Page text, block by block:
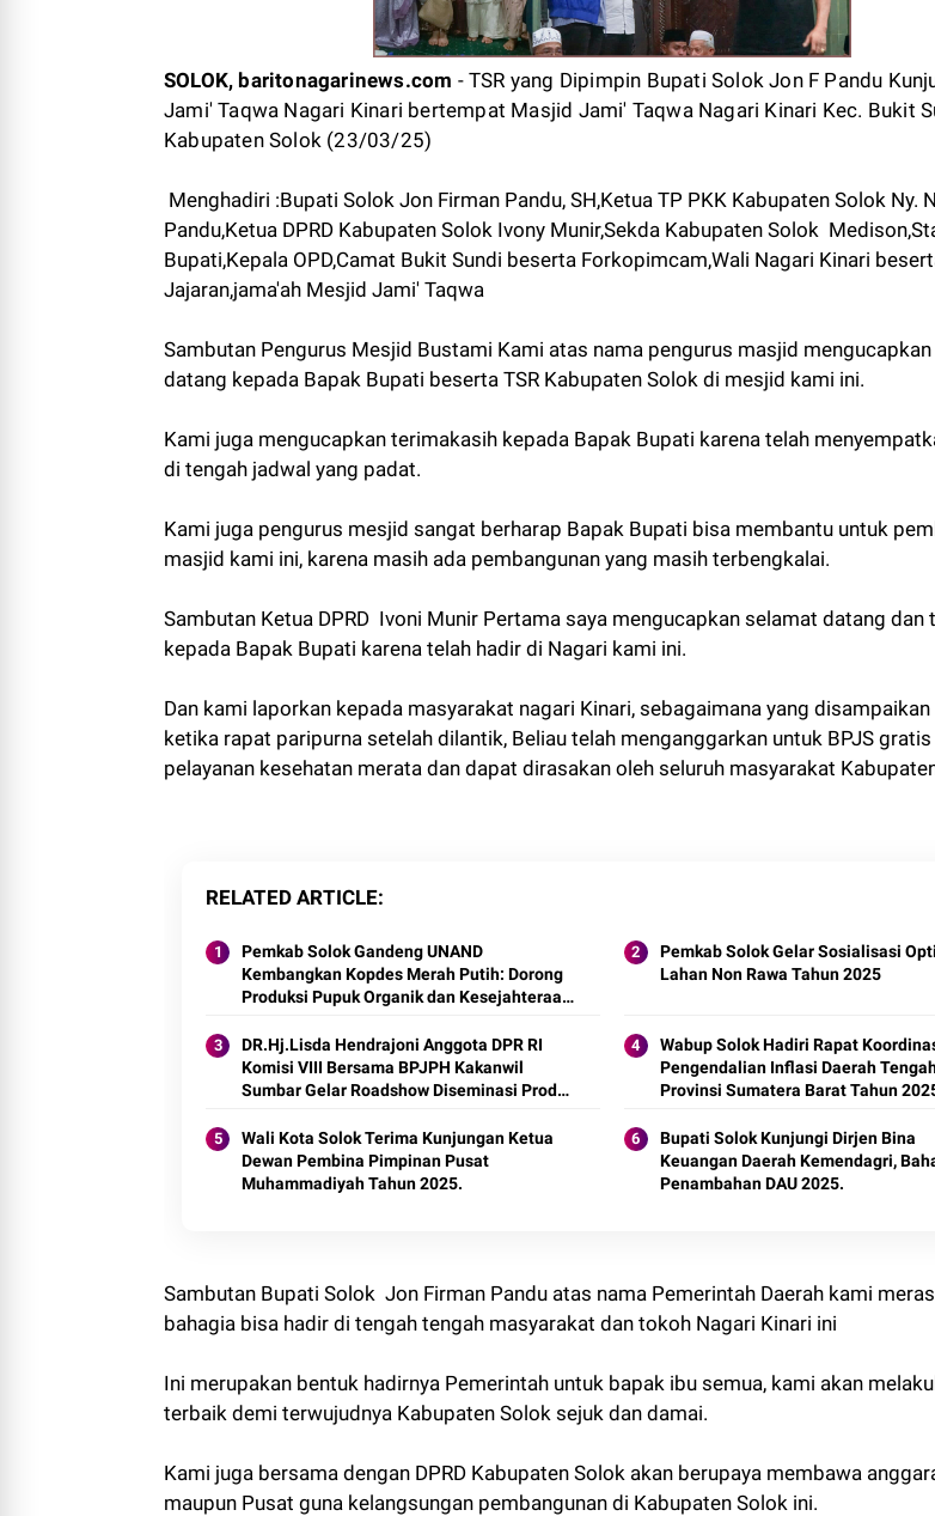
SOLOK, baritonagarinews.com - TSR yang Dipimpin Bupati Solok Jon F Pandu
Jami' Taqwa Nagari Kinari bertempat Masjid Jami' Taqwa Nagari Kinari Kec. Bukit
Kabupaten Solok (23/03/25)
Menghadiri :Bupati Solok Jon Firman Pandu, SH,Ketua TP PKK Kabupaten Solok Ny.
Pandu,Ketua DPRD Kabupaten Solok Ivony Munir,Sekda Kabupaten Solok
Bupati,Kepala OPD,Camat Bukit Sundi beserta Forkopimcam,Wali Nagari Kinari
Jajaran,jama'ah Mesjid Jami' Taqwa
Sambutan Pengurus Mesjid Bustami Kami atas nama pengurus masjid
datang kepada Bapak Bupati beserta TSR Kabupaten Solok di mesjid kami ini.
Kami juga mengucapkan terimakasih kepada Bapak Bupati karena telah
di tengah jadwal yang padat.
Kami juga pengurus mesjid sangat berharap Bapak Bupati bisa membantu untuk
masjid kami ini, karena masih ada pembangunan yang masih terbengkalai.
Sambutan Ketua DPRD Ivoni Munir Pertama saya mengucapkan selamat datang dan
kepada Bapak Bupati karena telah hadir di Nagari kami ini.
Dan kami laporkan kepada masyarakat nagari Kinari, sebagaimana yang
ketika rapat paripurna setelah dilantik, Beliau telah menganggarkan untuk BPJS
pelayanan kesehatan merata dan dapat dirasakan oleh seluruh masyarakat
RELATED ARTICLE
Pemkab Solok Gandeng UNAND
Kembangkan Kopdes Merah Putih: Dorong
Produksi Pupuk Organik dan Kesejahteraan
Pemkab Solok Gelar Sosialisasi
Lahan Non Rawa Tahun 2025
DR.Hj.Lisda Hendrajoni Anggota DPR RI
Komisi VIII Bersama BPJPH Kakanwil
Sumbar Gelar Roadshow Diseminasi Produk
Wabup Solok Hadiri Rapat
Pengendalian Inflasi Daerah
Provinsi Sumatera Barat Tahun
Wali Kota Solok Terima Kunjungan Ketua
Dewan Pembina Pimpinan Pusat
Muhammadiyah Tahun 2025.
Bupati Solok Kunjungi Dirjen Bina
Keuangan Daerah Kemendagri,
Penambahan DAU 2025.
Sambutan Bupati Solok Jon Firman Pandu atas nama Pemerintah Daerah kami
bahagia bisa hadir di tengah tengah masyarakat dan tokoh Nagari Kinari ini
Ini merupakan bentuk hadirnya Pemerintah untuk bapak ibu semua, kami akan
terbaik demi terwujudnya Kabupaten Solok sejuk dan damai.
Kami juga bersama dengan DPRD Kabupaten Solok akan berupaya membawa
maupun Pusat guna kelangsungan pembangunan di Kabupaten Solok ini.